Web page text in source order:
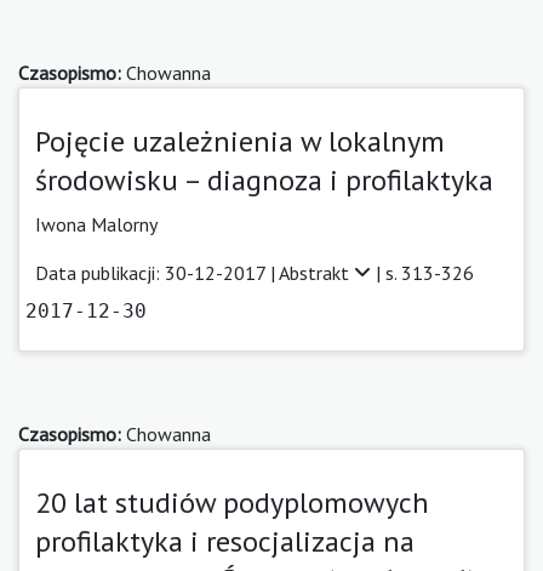
Czasopismo: Chowanna
Pojęcie uzależnienia w lokalnym
środowisku – diagnoza i profilaktyka
Iwona Malorny
Data publikacji: 30-12-2017 | Abstrakt | s. 313-326
2017-12-30
Czasopismo: Chowanna
20 lat studiów podyplomowych
profilaktyka i resocjalizacja na